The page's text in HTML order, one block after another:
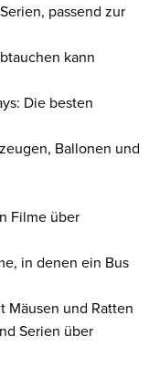
passend zur
kann
Die besten
Ballonen und
Filme über
in denen ein Bus
Mäusen und Ratten
Serien über